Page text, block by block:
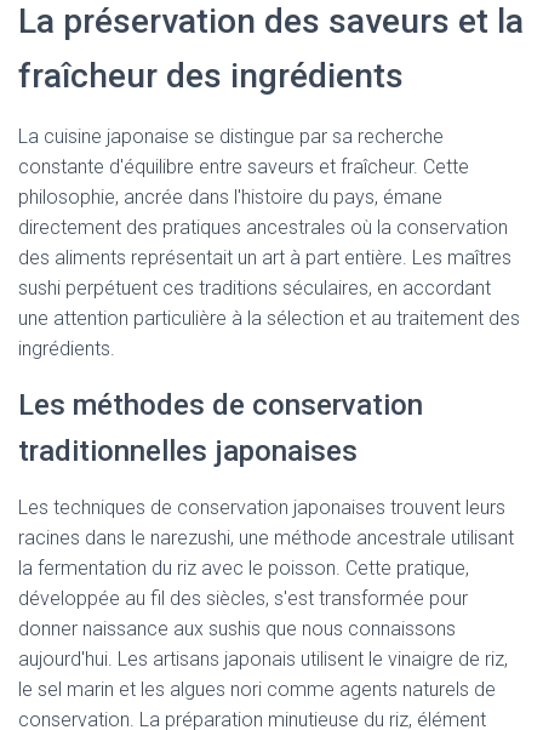
La préservation des saveurs et la
fraîcheur des ingrédients
La cuisine japonaise se distingue par sa recherche
constante d'équilibre entre saveurs et fraîcheur. Cette
philosophie, ancrée dans l'histoire du pays, émane
directement des pratiques ancestrales où la conservation
des aliments représentait un art à part entière. Les maîtres
sushi perpétuent ces traditions séculaires, en accordant
une attention particulière à la sélection et au traitement des
ingrédients.
Les méthodes de conservation
traditionnelles japonaises
Les techniques de conservation japonaises trouvent leurs
racines dans le narezushi, une méthode ancestrale utilisant
la fermentation du riz avec le poisson. Cette pratique,
développée au fil des siècles, s'est transformée pour
donner naissance aux sushis que nous connaissons
aujourd'hui. Les artisans japonais utilisent le vinaigre de riz,
le sel marin et les algues nori comme agents naturels de
conservation. La préparation minutieuse du riz, élément